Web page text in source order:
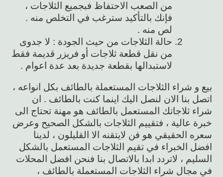
من الصعب الاحتفاظ فبجميع الثلاجات ،
فإنك بالتأكيد سترغب في التخلص منه .
لص منه .
حالة الثلاجات من حيث الجودة : لا جدوى
من نقل قطعة ثلاجات أو فريزر قديمة فقط
لاستبدالها بقطعة جديدة بعد عدة اعوام .
بيع و شراء الثلاجات المستعملة بالطائف بكل انواعه ،
اتصل بنا الان لنصل اليك اينما كنت بالطائف . ان
شراء ثلاجاتك المستعمل بالطائف هو مهنة تحتاج الى
خبرة عالية ، فتقييم الثلاجات بالشكل الصحيح وعرض
سعره الحقيقي هو فن لايتقنه الا القليلون ، لدينا
افضل الخبراء في تقيم الثلاجات المستعمل بالشكل
السليم ، لاتردد ابدا بالاتصال بنا فنحن افضل المحلات
في مجال شراء الثلاجات المستعملة بالطائف ،